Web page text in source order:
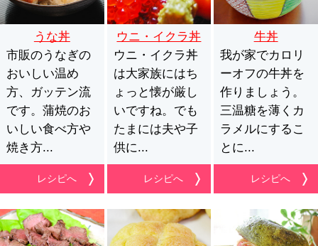
うな丼
市販のうなぎの
おいしい温め
方、ガッテン流
です。蒲焼のお
いしい食べ方や
焼き方...
レシピへ
ウニ・イクラ丼
ウニ・イクラ丼
は大家族にはち
ょっと懐が厳し
いですね。でも
たまには夫や子
供に...
レシピへ
牛丼
我が家でカロリ
ーオフの牛丼を
作りましょう。
三温糖を薄くカ
ラメルにするこ
とに...
レシピへ